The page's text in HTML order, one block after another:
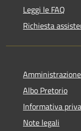
Leggi le FAQ
Richiesta
Albo Pretorio
Informativa
Note legali